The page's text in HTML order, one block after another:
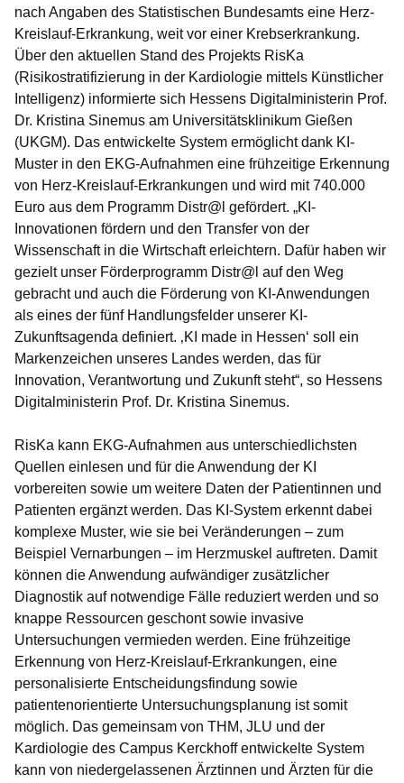
nach Angaben des Statistischen Bundesamts eine Herz-
Kreislauf-Erkrankung, weit vor einer Krebserkrankung.
Über den aktuellen Stand des Projekts RisKa
(Risikostratifizierung in der Kardiologie mittels Künstlicher
Intelligenz) informierte sich Hessens Digitalministerin Prof.
Dr. Kristina Sinemus am Universitätsklinikum Gießen
(UKGM). Das entwickelte System ermöglicht dank KI-
Muster in den EKG-Aufnahmen eine frühzeitige Erkennung
von Herz-Kreislauf-Erkrankungen und wird mit 740.000
Euro aus dem Programm Distr@l gefördert. „KI-
Innovationen fördern und den Transfer von der
Wissenschaft in die Wirtschaft erleichtern. Dafür haben wir
gezielt unser Förderprogramm Distr@l auf den Weg
gebracht und auch die Förderung von KI-Anwendungen
als eines der fünf Handlungsfelder unserer KI-
Zukunftsagenda definiert. ‚KI made in Hessen‘ soll ein
Markenzeichen unseres Landes werden, das für
Innovation, Verantwortung und Zukunft steht“, so Hessens
Digitalministerin Prof. Dr. Kristina Sinemus.
RisKa kann EKG-Aufnahmen aus unterschiedlichsten
Quellen einlesen und für die Anwendung der KI
vorbereiten sowie um weitere Daten der Patientinnen und
Patienten ergänzt werden. Das KI-System erkennt dabei
komplexe Muster, wie sie bei Veränderungen – zum
Beispiel Vernarbungen – im Herzmuskel auftreten. Damit
können die Anwendung aufwändiger zusätzlicher
Diagnostik auf notwendige Fälle reduziert werden und so
knappe Ressourcen geschont sowie invasive
Untersuchungen vermieden werden. Eine frühzeitige
Erkennung von Herz-Kreislauf-Erkrankungen, eine
personalisierte Entscheidungsfindung sowie
patientenorientierte Untersuchungsplanung ist somit
möglich. Das gemeinsam von THM, JLU und der
Kardiologie des Campus Kerckhoff entwickelte System
kann von niedergelassenen Ärztinnen und Ärzten für die